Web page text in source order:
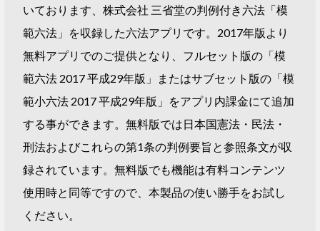
いております、株式会社 三省堂の判例付き六法「模
範六法」を収録した六法アプリです。2017年版より
無料アプリでのご提供となり、フルセット版の「模
範六法 2017 平成29年版」またはサブセット版の「模
範小六法 2017 平成29年版」をアプリ内課金にて追加
する事ができます。無料版では日本国憲法・民法・
刑法およびこれらの第1条の判例要旨と参照条文が収
録されています。無料版でも機能は有料コンテンツ
使用時と同等ですので、本製品の使い勝手をお試し
ください。